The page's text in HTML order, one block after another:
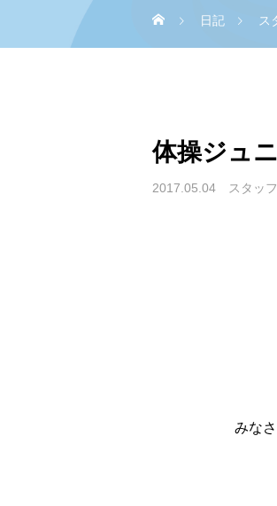
日記 ス
体操ジュ
2017.05.04 スタッ
みな